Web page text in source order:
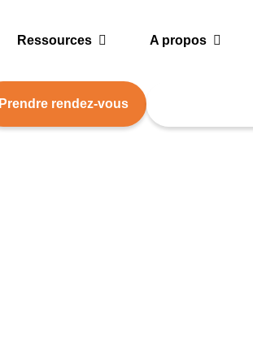
Ressources A propos
Prendre rendez-vous